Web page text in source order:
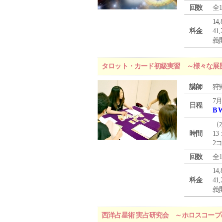
回数 全
料金
義
タロット・カード初級実習 ～様々な展
講師 狩
日程
7
B
時間
（
13
2
回数
全
料金
義
西洋占星術 実占研究会 ～ホロスコー